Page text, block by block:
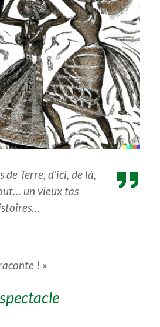
de Terre, d’ici, de là,
un vieux tas
! »